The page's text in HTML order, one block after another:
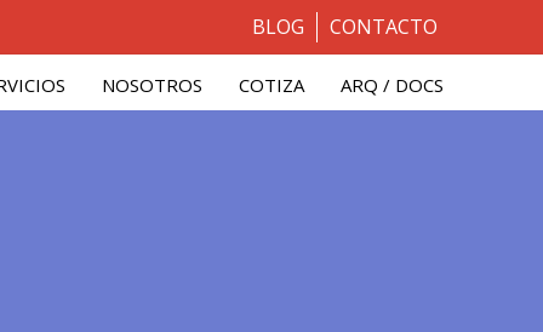
BLOG CONTACTO
NOSOTROS COTIZA ARQ / DOCS